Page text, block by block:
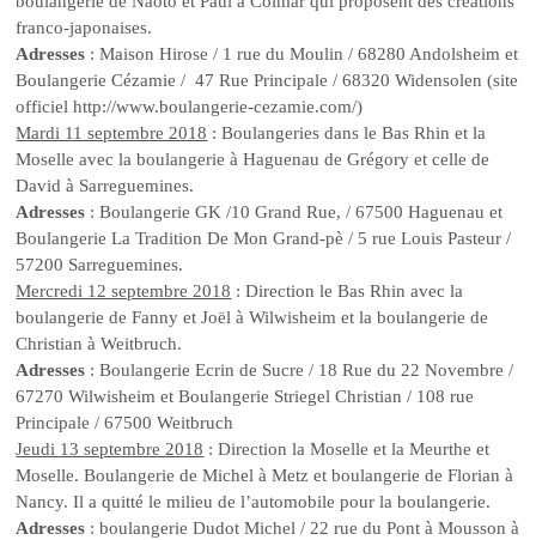
franco-japonaises.
Adresses : Maison Hirose / 1 rue du Moulin / 68280 Andolsheim et
Boulangerie Cézamie / 47 Rue Principale / 68320 Widensolen (site
officiel http://www.boulangerie-cezamie.com/)
Mardi 11 septembre 2018 : Boulangeries dans le Bas Rhin et la
Moselle avec la boulangerie à Haguenau de Grégory et celle de
David à Sarreguemines.
Adresses : Boulangerie GK /10 Grand Rue, / 67500 Haguenau et
Boulangerie La Tradition De Mon Grand-pè / 5 rue Louis Pasteur /
57200 Sarreguemines.
Mercredi 12 septembre 2018 : Direction le Bas Rhin avec la
boulangerie de Fanny et Joël à Wilwisheim et la boulangerie de
Christian à Weitbruch.
Adresses : Boulangerie Ecrin de Sucre / 18 Rue du 22 Novembre /
67270 Wilwisheim et Boulangerie Striegel Christian / 108 rue
Principale / 67500 Weitbruch
Jeudi 13 septembre 2018 : Direction la Moselle et la Meurthe et
Moselle. Boulangerie de Michel à Metz et boulangerie de Florian à
Nancy. Il a quitté le milieu de l’automobile pour la boulangerie.
Adresses : boulangerie Dudot Michel / 22 rue du Pont à Mousson à